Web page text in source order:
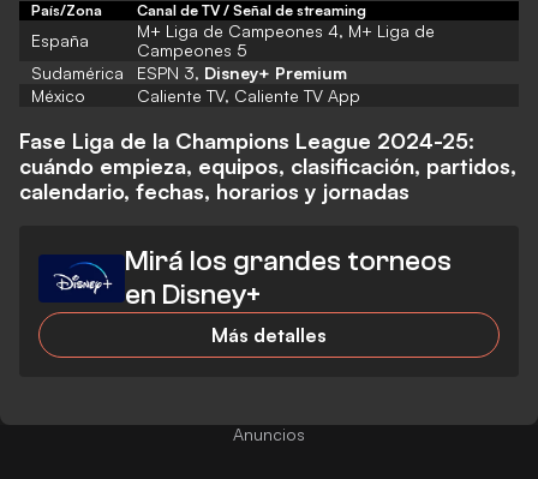
País/Zona Canal de TV / Señal de streaming
España
M+ Liga de Campeones 4, M+ Liga de
Campeones 5
Sudamérica
ESPN 3, Disney+ Premium
México
Caliente TV, Caliente TV App
Fase Liga de la Champions League 2024-25:
cuándo empieza, equipos, clasificación, partidos,
calendario, fechas, horarios y jornadas
Mirá los grandes torneos
en Disney+
Más detalles
Anuncios